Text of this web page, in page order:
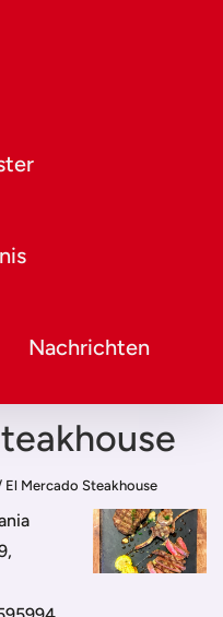
Nachrichten
El Mercado Steakhouse